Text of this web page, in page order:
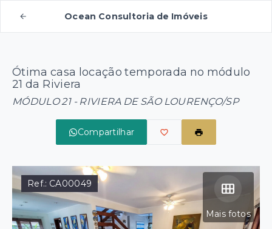
Ocean Consultoria de Imóveis
Ótima casa locação temporada no módulo
21 da Riviera
MÓDULO 21 - RIVIERA DE SÃO LOURENÇO/SP
Compartilhar
Mais fotos
Ref.: CA00049